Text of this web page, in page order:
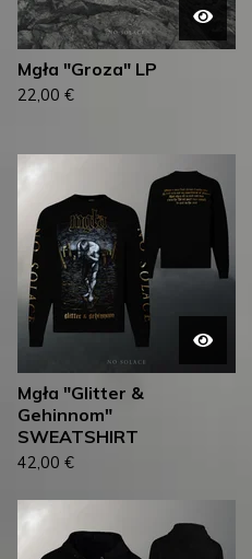
Mgła "Groza" LP
22,00 €
Mgła "Glitter &
Gehinnom"
SWEATSHIRT
42,00 €